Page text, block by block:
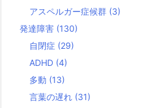
アスペルガー症候群 (3)
発達障害 (130)
自閉症 (29)
ADHD (4)
多動 (13)
言葉の遅れ (31)